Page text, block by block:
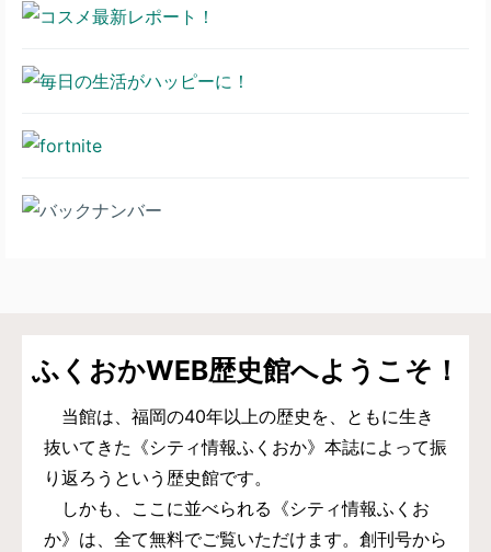
ふくおかWEB歴史館へようこそ！
当館は、福岡の40年以上の歴史を、ともに生き
抜いてきた《シティ情報ふくおか》本誌によって振
り返ろうという歴史館です。
しかも、ここに並べられる《シティ情報ふくお
か》は、全て無料でご覧いただけます。創刊号から